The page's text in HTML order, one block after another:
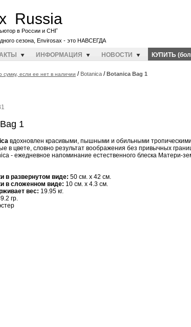
Russia
в России и СНГ
сезона, Envirosax - это НАВСЕГДА
ИНФОРМАЦИЯ НОВОСТИ КУПИТЬ
если ее нет в наличии / Botanica /Botanica Bag 1
1
вдохновлен красивыми, пышными и обильными
в цвете, словно результат воображения без привычных
- ежедневное напоминание естественного блеска Матери-
в развернутом виде: 50 см. x 42 см.
в сложенном виде: 10 см. x 4.3 см.
вес: 19.95 кг.
гр.